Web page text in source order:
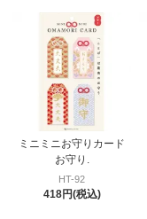
ミニミニお守りカード
お守り.
HT-92
418円(税込)